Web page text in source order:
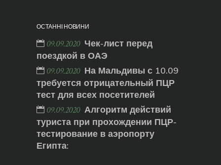
ОСТАННІ НОВИНИ
09.09.2020 Чек-лист перед
поездкой в ОАЭ
09.09.2020 На Мальдивы с 10.09
требуется отрицательный ПЦР
тест для всех посетителей
09.09.2020 Алгоритм действий
туриста при прохождении ПЦР-
тестирование в аэропорту
Египта: